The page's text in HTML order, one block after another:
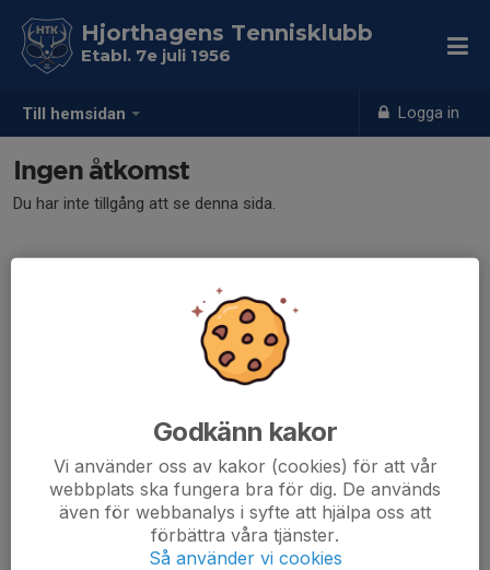
Till hemsidan Logga in
Hjorthagens Tennisklubb
Etabl. 7e juli 1956
Ingen åtkomst
Du har inte tillgång att se denna sida.
Godkänn kakor
Vi använder oss av kakor (cookies) för att vår
webbplats ska fungera bra för dig. De används
även för webbanalys i syfte att hjälpa oss att
förbättra våra tjänster.
Så använder vi cookies